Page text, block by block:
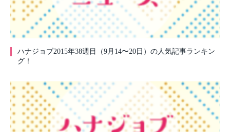
ハナジョブ2015年38週目（9月14〜20日）の人気記事ランキン
グ！